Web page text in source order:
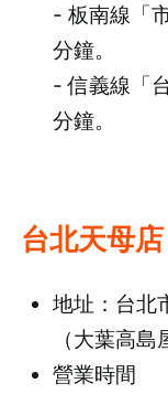
- 板南線「
分鐘。
- 信義線「
分鐘。
台北天母店
地址：台北
（大葉高島
營業時間